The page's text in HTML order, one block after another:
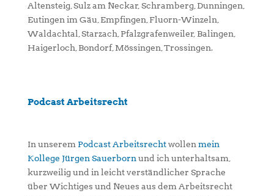
Altensteig, Sulz am Neckar, Schramberg, Dunningen,
Eutingen im Gäu, Empfingen, Fluorn-Winzeln,
Waldachtal, Starzach, Pfalzgrafenweiler, Balingen,
Haigerloch, Bondorf, Mössingen, Trossingen.
Podcast Arbeitsrecht
In unserem Podcast Arbeitsrechtwollen mein
Kollege Jürgen Sauerborn und ich unterhaltsam,
kurzweilig und in leicht verständlicher Sprache
über Wichtiges und Neues aus dem Arbeitsrecht